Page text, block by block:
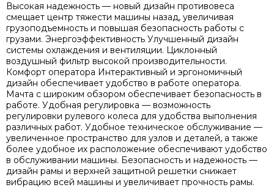
Высокая надежность — новый дизайн противовеса
смещает центр тяжести машины назад, увеличивая
грузоподъемность и повышая безопасность работы с
грузами. Энергоэффективность Улучшенный дизайн
системы охлаждения и вентиляции. Циклонный
воздушный фильтр высокой производительности.
Комфорт оператора Интерактивный и эргономичный
дизайн обеспечивает удобство в работе оператора.
Мачта с широким обзором обеспечивает безопасность в
работе. Удобная регулировка — возможность
регулировки рулевого колеса для удобства выполнения
различных работ. Удобное техническое обслуживание —
увеличенное пространство для узлов и деталей, а также
более удобное их расположение обеспечивают удобство
в обслуживании машины. Безопасность и надежность —
дизайн рамы и верхней защитной решетки снижает
вибрацию всей машины и увеличивает прочность рамы.